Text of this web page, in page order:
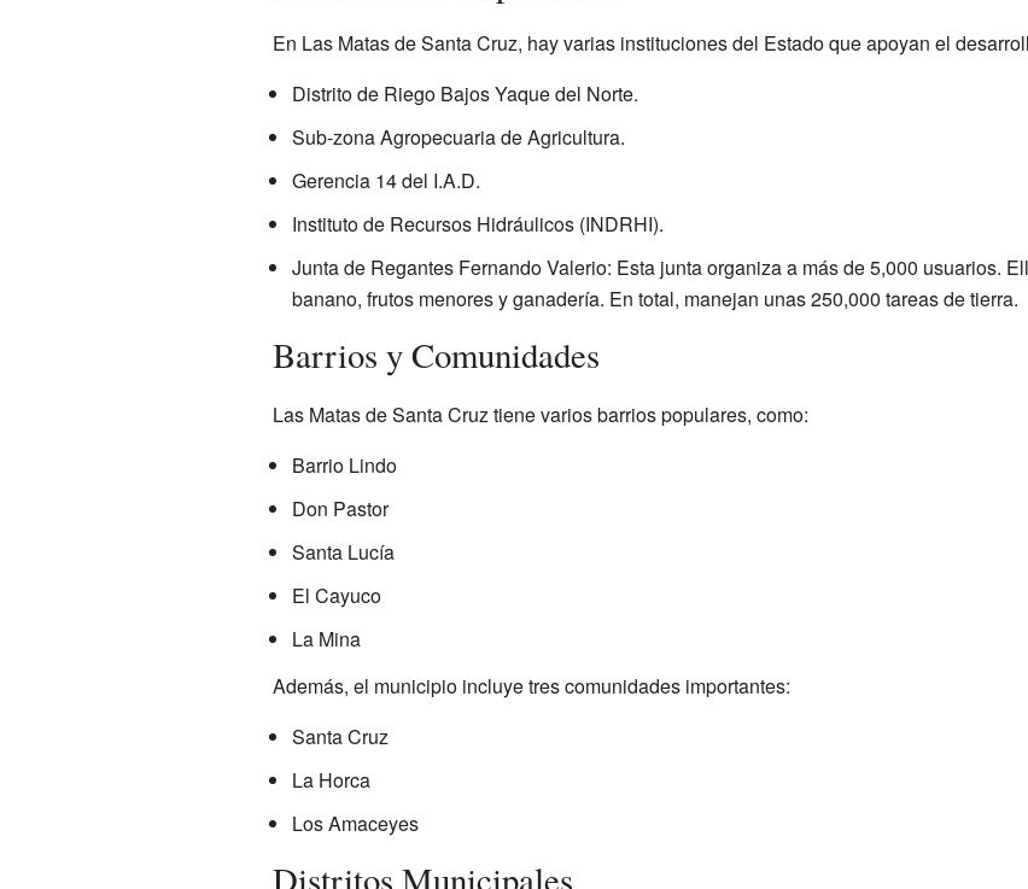
En Las Matas de Santa Cruz, hay varias instituciones del Estado que apoyan el
Distrito de Riego Bajos Yaque del Norte.
Sub-zona Agropecuaria de Agricultura.
Gerencia 14 del I.A.D.
Instituto de Recursos Hidráulicos (INDRHI).
Junta de Regantes Fernando Valerio: Esta junta organiza a más de 5,000 usuarios.
banano, frutos menores y ganadería. En total, manejan unas 250,000 tareas de tierra.
Barrios y Comunidades
Las Matas de Santa Cruz tiene varios barrios populares, como:
Barrio Lindo
Don Pastor
Santa Lucía
El Cayuco
La Mina
Además, el municipio incluye tres comunidades importantes:
Santa Cruz
La Horca
Los Amaceyes
Distritos Municipales